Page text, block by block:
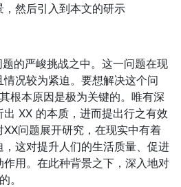
然后引入到本文的研示
的严峻挑战之中。这一问题在现
况较为紧迫。要想解决这个问
根本原因是极为关键的。唯有深
XX 的本质，进而提出行之有效
问题展开研究，在现实中有着
这对提升人们的生活质量、促进
用。在此种背景之下，深入地对
。